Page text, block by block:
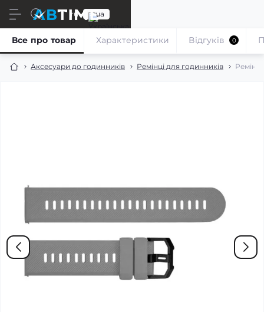
ru ua
Аксесуари до годинників Ремінці для годинників
Все про товар Характеристики Відгуків 0